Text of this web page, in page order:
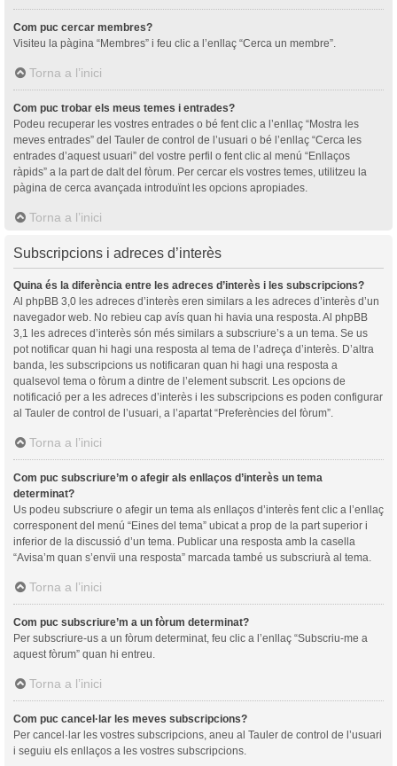
Com puc cercar membres?
Visiteu la pàgina “Membres” i feu clic a l’enllaç “Cerca un membre”.
Torna a l’inici
Com puc trobar els meus temes i entrades?
Podeu recuperar les vostres entrades o bé fent clic a l’enllaç “Mostra les
meves entrades” del Tauler de control de l’usuari o bé l’enllaç “Cerca les
entrades d’aquest usuari” del vostre perfil o fent clic al menú “Enllaços
ràpids” a la part de dalt del fòrum. Per cercar els vostres temes, utilitzeu la
pàgina de cerca avançada introduïnt les opcions apropiades.
Torna a l’inici
Subscripcions i adreces d’interès
Quina és la diferència entre les adreces d’interès i les subscripcions?
Al phpBB 3,0 les adreces d’interès eren similars a les adreces d’interès d’un
navegador web. No rebieu cap avís quan hi havia una resposta. Al phpBB
3,1 les adreces d’interès són més similars a subscriure’s a un tema. Se us
pot notificar quan hi hagi una resposta al tema de l’adreça d’interès. D’altra
banda, les subscripcions us notificaran quan hi hagi una resposta a
qualsevol tema o fòrum a dintre de l’element subscrit. Les opcions de
notificació per a les adreces d’interès i les subscripcions es poden configurar
al Tauler de control de l’usuari, a l’apartat “Preferències del fòrum”.
Torna a l’inici
Com puc subscriure’m o afegir als enllaços d’interès un tema
determinat?
Us podeu subscriure o afegir un tema als enllaços d’interès fent clic a l’enllaç
corresponent del menú “Eines del tema” ubicat a prop de la part superior i
inferior de la discussió d’un tema. Publicar una resposta amb la casella
“Avisa’m quan s’envïi una resposta” marcada també us subscriurà al tema.
Torna a l’inici
Com puc subscriure’m a un fòrum determinat?
Per subscriure-us a un fòrum determinat, feu clic a l’enllaç “Subscriu-me a
aquest fòrum” quan hi entreu.
Torna a l’inici
Com puc cancel·lar les meves subscripcions?
Per cancel·lar les vostres subscripcions, aneu al Tauler de control de l’usuari
i seguiu els enllaços a les vostres subscripcions.